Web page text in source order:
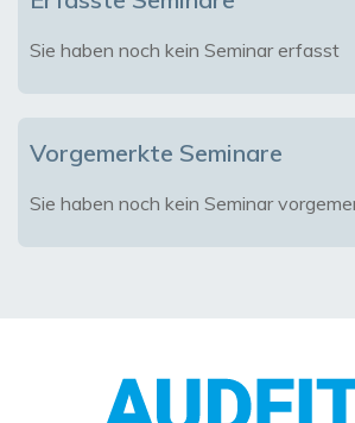
Sie haben noch kein Seminar erfasst
Vorgemerkte Seminare
Sie haben noch kein Seminar